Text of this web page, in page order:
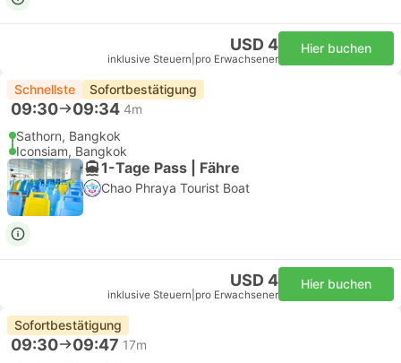
USD 4
inklusive Steuern pro Erwachsener
Hier buchen
Schnellste Sofortbestätigung
09:30 09:34 4m
Sathorn, Bangkok
Iconsiam, Bangkok
1-Tage Pass | Fähre
Chao Phraya Tourist Boat
USD 4
inklusive Steuern pro Erwachsener
Hier buchen
Sofortbestätigung
09:30 09:47 17m